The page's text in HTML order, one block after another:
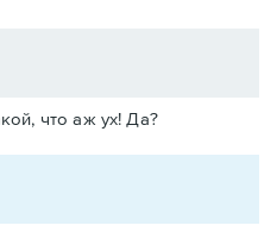
что аж ух! Да?